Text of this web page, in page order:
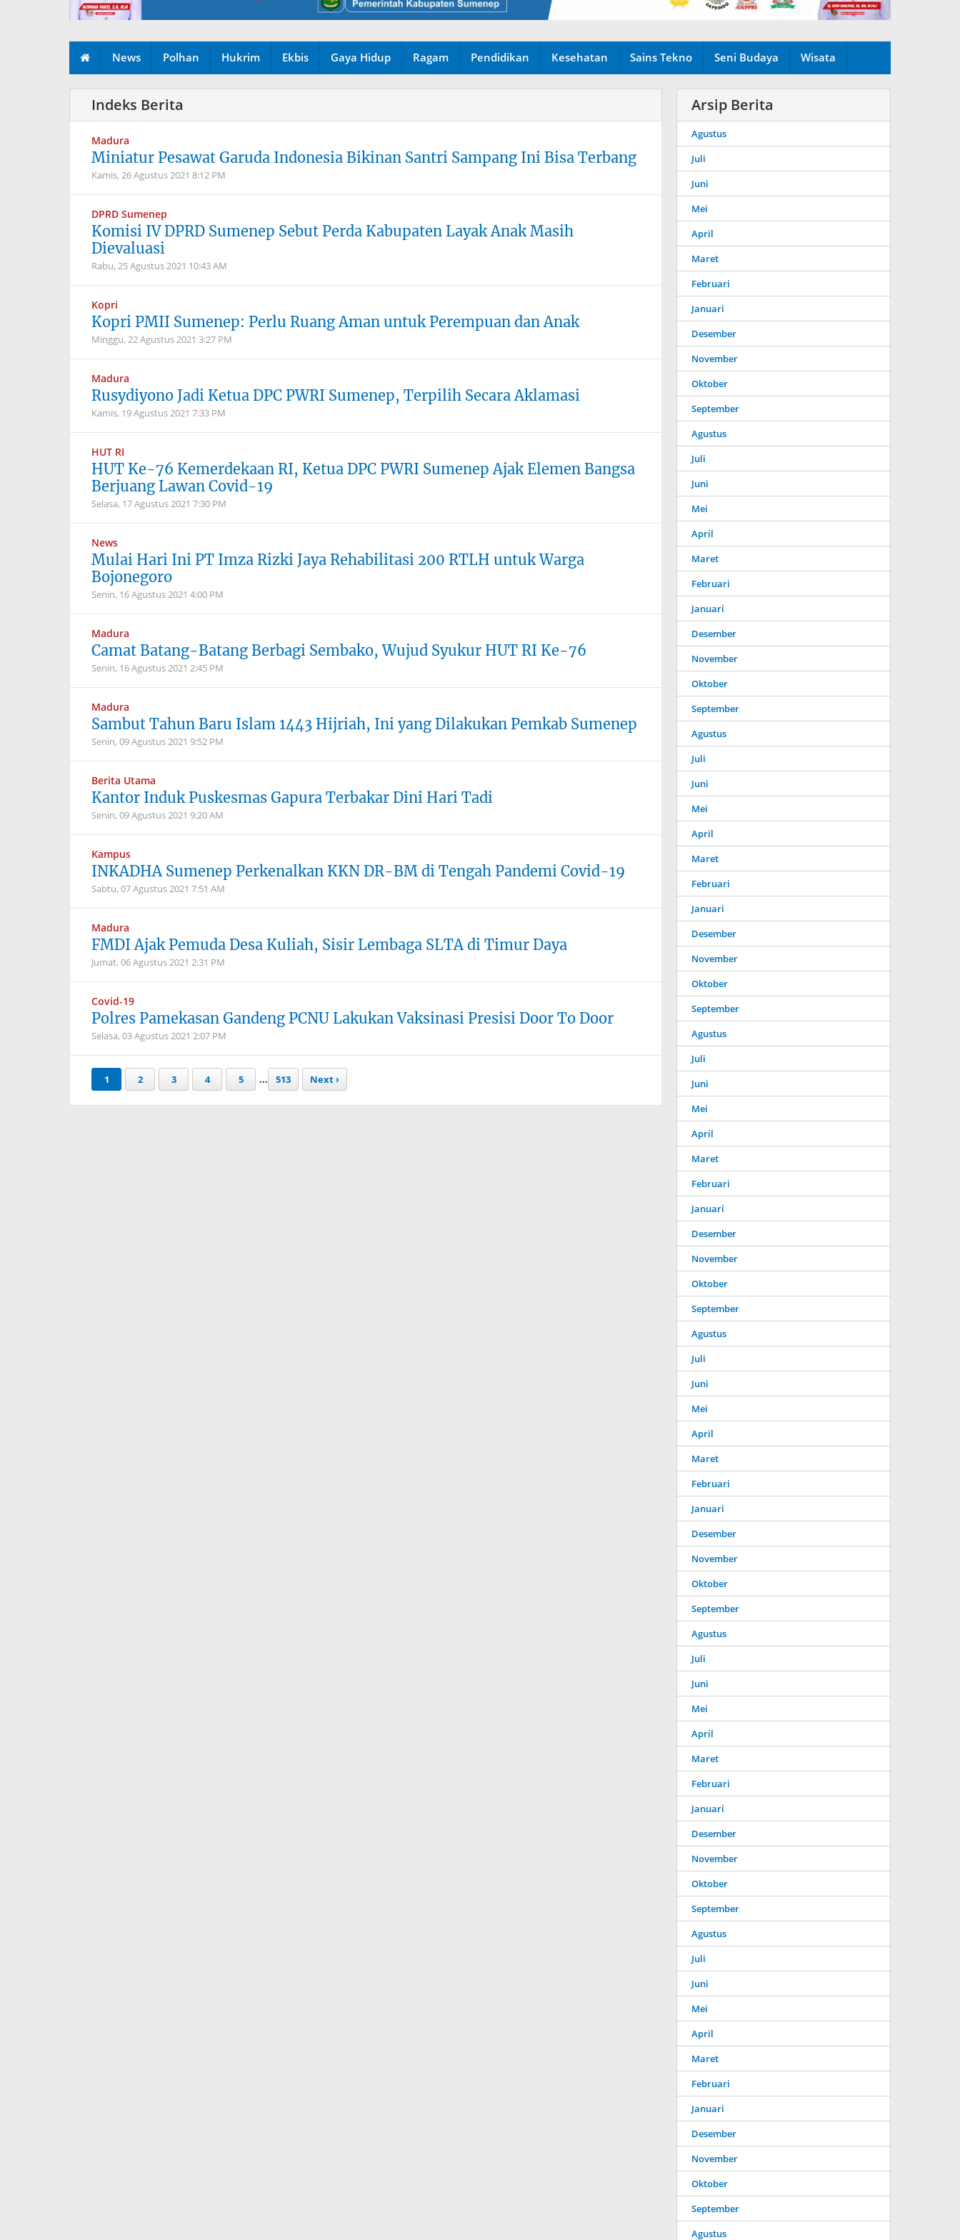
News Polhan Hukrim Ekbis Gaya Hidup Ragam Pendidikan Kesehatan Sains Tekno Seni Budaya Wisata
Madura
Miniatur Pesawat Garuda Indonesia Bikinan Santri Sampang Ini Bisa Terbang
Kamis, 26 Agustus 2021 8:12 PM
DPRD Sumenep
Komisi IV DPRD Sumenep Sebut Perda Kabupaten Layak Anak Masih
Dievaluasi
Rabu, 25 Agustus 2021 10:43 AM
Kopri
Kopri PMII Sumenep: Perlu Ruang Aman untuk Perempuan dan Anak
Minggu, 22 Agustus 2021 3:27 PM
Madura
Rusydiyono Jadi Ketua DPC PWRI Sumenep, Terpilih Secara Aklamasi
Kamis, 19 Agustus 2021 7:33 PM
HUT RI
HUT Ke-76 Kemerdekaan RI, Ketua DPC PWRI Sumenep Ajak Elemen Bangsa
Berjuang Lawan Covid-19
Selasa, 17 Agustus 2021 7:30 PM
News
Mulai Hari Ini PT Imza Rizki Jaya Rehabilitasi 200 RTLH untuk Warga
Bojonegoro
Senin, 16 Agustus 2021 4:00 PM
Madura
Camat Batang-Batang Berbagi Sembako, Wujud Syukur HUT RI Ke-76
Senin, 16 Agustus 2021 2:45 PM
Madura
Sambut Tahun Baru Islam 1443 Hijriah, Ini yang Dilakukan Pemkab Sumenep
Senin, 09 Agustus 2021 9:52 PM
Berita Utama
Kantor Induk Puskesmas Gapura Terbakar Dini Hari Tadi
Senin, 09 Agustus 2021 9:20 AM
Kampus
INKADHA Sumenep Perkenalkan KKN DR-BM di Tengah Pandemi Covid-19
Sabtu, 07 Agustus 2021 7:51 AM
Madura
FMDI Ajak Pemuda Desa Kuliah, Sisir Lembaga SLTA di Timur Daya
Jumat, 06 Agustus 2021 2:31 PM
Covid-19
Polres Pamekasan Gandeng PCNU Lakukan Vaksinasi Presisi Door To Door
Selasa, 03 Agustus 2021 2:07 PM
1 2 3 4 5 ... 513 Next ›
Arsip Berita
Agustus
Juli
Juni
Mei
April
Maret
Februari
Januari
Desember
November
Oktober
September
Agustus
Juli
Juni
Mei
April
Maret
Februari
Januari
Desember
November
Oktober
September
Agustus
Juli
Juni
Mei
April
Maret
Februari
Januari
Desember
November
Oktober
September
Agustus
Juli
Juni
Mei
April
Maret
Februari
Januari
Desember
November
Oktober
September
Agustus
Juli
Juni
Mei
April
Maret
Februari
Januari
Desember
November
Oktober
September
Agustus
Juli
Juni
Mei
April
Maret
Februari
Januari
Desember
November
Oktober
September
Agustus
Juli
Juni
Mei
April
Maret
Februari
Januari
Desember
November
Oktober
September
Agustus